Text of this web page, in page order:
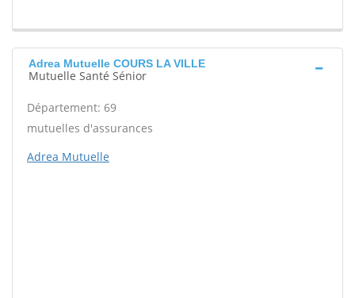
Adrea Mutuelle COURS LA VILLE
Mutuelle Santé Sénior
Département: 69
mutuelles d'assurances
Adrea Mutuelle